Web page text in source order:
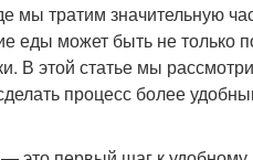
мы тратим значительную
еды может быть не только
В этой статье мы
процесс более